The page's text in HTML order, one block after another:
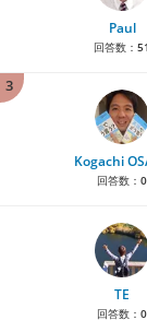
Paul
回答数： 51
3
Kogachi
回答数： 0
TE
回答数： 0